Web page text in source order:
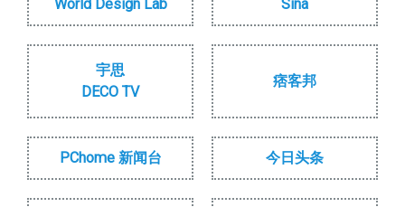
World Design Lab Sina
宇思
DECO TV
痞客邦
PChome 新闻台 今日头条